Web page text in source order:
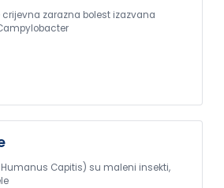
crijevna zarazna bolest izazvana
Capitis) su maleni insekti,